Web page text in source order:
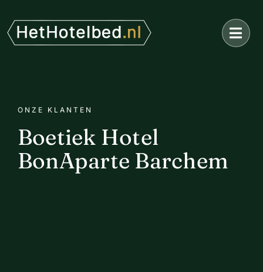
naar
inhoud
ONZE KLANTEN
Boetiek Hotel
BonAparte Barchem